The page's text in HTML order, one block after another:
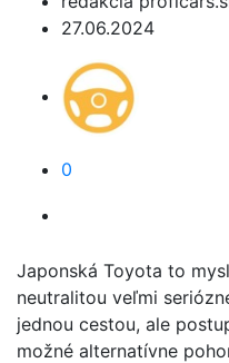
27.06.2024
0
Japonská Toyota to
neutralitou veľmi
jednou cestou, ale
možné alternatívne